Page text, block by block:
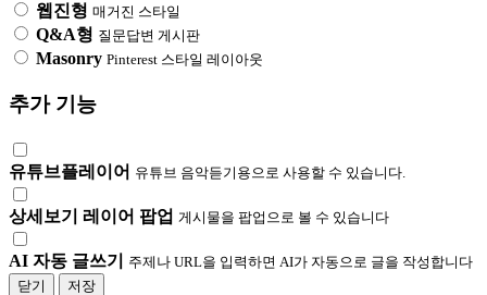
웹진형 매거진 스타일
Q&A형 질문답변 게시판
Masonry Pinterest 스타일 레이아웃
추가 기능
유튜브플레이어 유튜브 음악듣기용으로 사용할 수 있습니다.
상세보기 레이어 팝업 게시물을 팝업으로 볼 수 있습니다
AI 자동 글쓰기
주제나 URL을 입력하면 AI가 자동으로 글을 작성합니다
닫기
저장